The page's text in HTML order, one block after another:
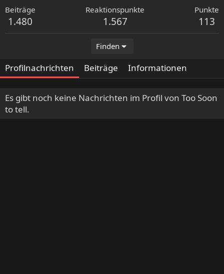
Beiträge
1.480
Reaktionspunkte
1.567
Punkte
113
Finden
Profilnachrichten Beiträge Informationen
Es gibt noch keine Nachrichten im Profil von Too Soon
to tell.